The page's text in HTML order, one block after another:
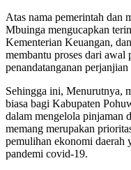
Atas nama pemerintah dan
Mbuinga mengucapkan
Kementerian Keuangan,
membantu proses dari awal
penandatanganan perjanjian
Sehingga ini, Menurutnya,
biasa bagi Kabupaten
dalam mengelola pinjaman
memang merupakan
pemulihan ekonomi daerah
pandemi covid-19.